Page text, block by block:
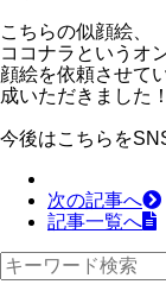
こちらの似顔絵、
ココナラというオ
顔絵を依頼させて
成いただきました！
今後はこちらを
次の記事へ
記事一覧へ